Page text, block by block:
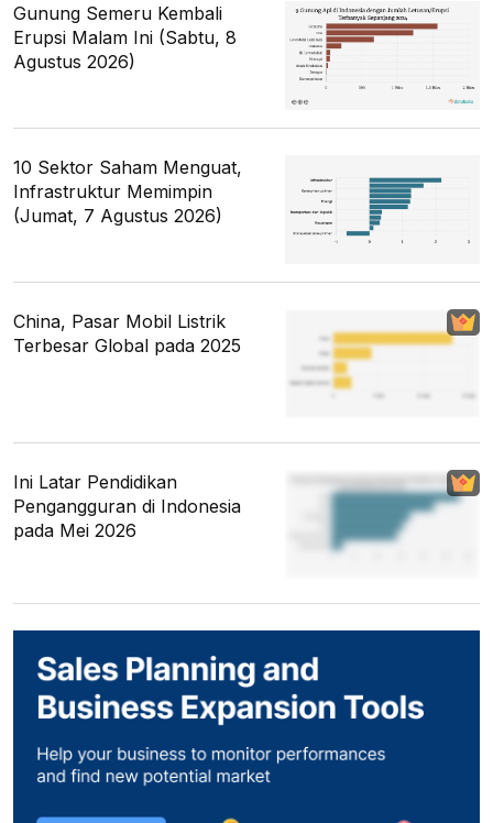
Gunung Semeru Kembali
Erupsi Malam Ini (Sabtu, 8
Agustus 2026)
10 Sektor Saham Menguat,
Infrastruktur Memimpin
(Jumat, 7 Agustus 2026)
China, Pasar Mobil Listrik
Terbesar Global pada 2025
Ini Latar Pendidikan
Pengangguran di Indonesia
pada Mei 2026